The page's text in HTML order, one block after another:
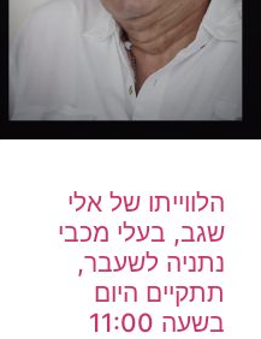
הלווייתו של אלי
שגב, בעלי מכבי
נתניה לשעבר,
תתקיים היום
בשעה 11:00